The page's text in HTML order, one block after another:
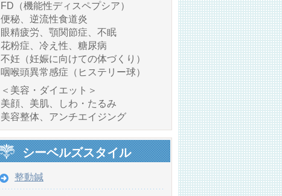
FD（機能性ディスペプシア）
便秘、逆流性食道炎
眼精疲労、顎関節症、不眠
花粉症、冷え性、糖尿病
不妊（妊娠に向けての体づくり）
咽喉頭異常感症（ヒステリー球）
＜美容・ダイエット＞
美顔、美肌、しわ・たるみ
美容整体、アンチエイジング
シーベルズスタイル
整動鍼